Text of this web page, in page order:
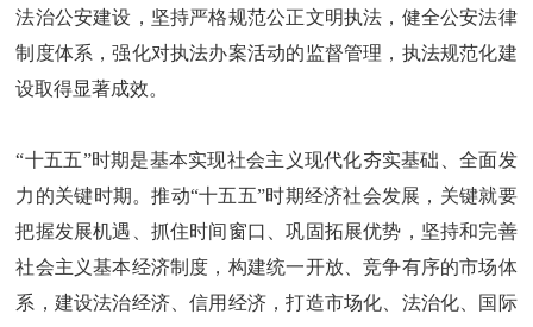
法治公安建设，坚持严格规范公正文明执法，健全公安法律
制度体系，强化对执法办案活动的监督管理，执法规范化建
设取得显著成效。
“十五五”时期是基本实现社会主义现代化夯实基础、全面发
力的关键时期。推动“十五五”时期经济社会发展，关键就要
把握发展机遇、抓住时间窗口、巩固拓展优势，坚持和完善
社会主义基本经济制度，构建统一开放、竞争有序的市场体
系，建设法治经济、信用经济，打造市场化、法治化、国际